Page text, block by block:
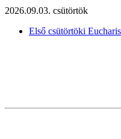
2026.09.03. csütörtök
Első csütörtöki